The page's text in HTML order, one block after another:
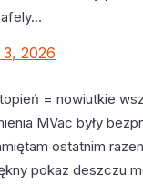
2026
= nowiutkie
MVac były
ostatnim
pokaz deszczu